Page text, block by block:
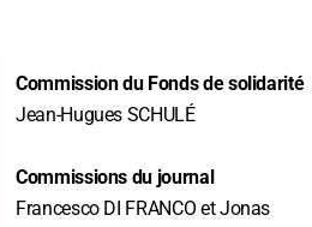
Commission du Fonds de solidarité
Jean-Hugues SCHULÉ
Commissions du journal
Francesco DI FRANCO et Jonas